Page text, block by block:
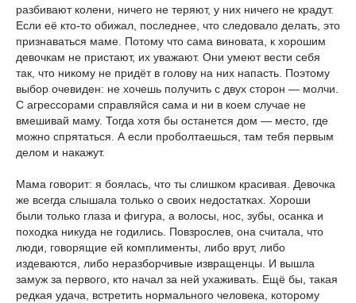
разбивают колени, ничего не теряют, у них ничего не крадут.
Если её кто-то обижал, последнее, что следовало делать, это
признаваться маме. Потому что сама виновата, к хорошим
девочкам не пристают, их уважают. Они умеют вести себя
так, что никому не придёт в голову на них напасть. Поэтому
выбор очевиден: не хочешь получить с двух сторон — молчи.
С агрессорами справляйся сама и ни в коем случае не
вмешивай маму. Тогда хотя бы останется дом — место, где
можно спрятаться. А если проболтаешься, там тебя первым
делом и накажут.
Мама говорит: я боялась, что ты слишком красивая. Девочка
же всегда слышала только о своих недостатках. Хороши
были только глаза и фигура, а волосы, нос, зубы, осанка и
походка никуда не годились. Повзрослев, она считала, что
люди, говорящие ей комплименты, либо врут, либо
издеваются, либо неразборчивые извращенцы. И вышла
замуж за первого, кто начал за ней ухаживать. Ещё бы, такая
редкая удача, встретить нормального человека, которому